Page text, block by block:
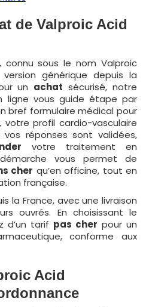
de Valproic Acid
sous le nom Valproic
générique depuis la
un achat sécurisé, notre
ligne vous guide étape par
bref formulaire médical pour
profil cardio-vasculaire
réponses sont validées,
votre traitement en
vous permet de
cher qu’en officine, tout en
française.
la France, avec une livraison
ouvrés. En choisissant le
d’un tarif pas cher pour un
conforme aux
Acid